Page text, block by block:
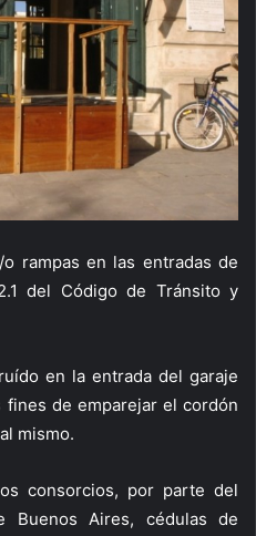
rampas en las entradas de
del Código de Tránsito y
en la entrada del garaje
fines de emparejar el cordón
mismo.
consorcios, por parte del
Buenos Aires, cédulas de